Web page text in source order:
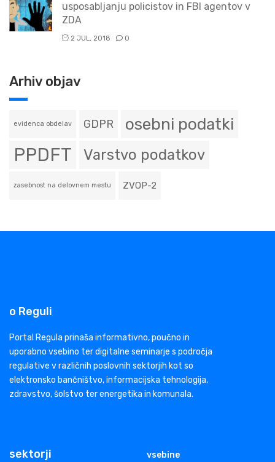
usposabljanju policistov in FBI agentov v
ZDA
2 JUL, 2018 0
Arhiv objav
evidenca obdelav GDPR osebni podatki
PPDFT Varstvo podatkov
zasebnost na delovnem mestu ZVOP-2
o Reguli
Portal Regula prinaša informativno, poučno in
uporabno vsebino ter digitalne seminarje s področja
regulative v različnih poslovnih sektorjih kot so
elektronsko bančništvo, informacijska tehnologija,
zdravstvo, šolstvo ter energetika in komunala.
sektorji vsebine